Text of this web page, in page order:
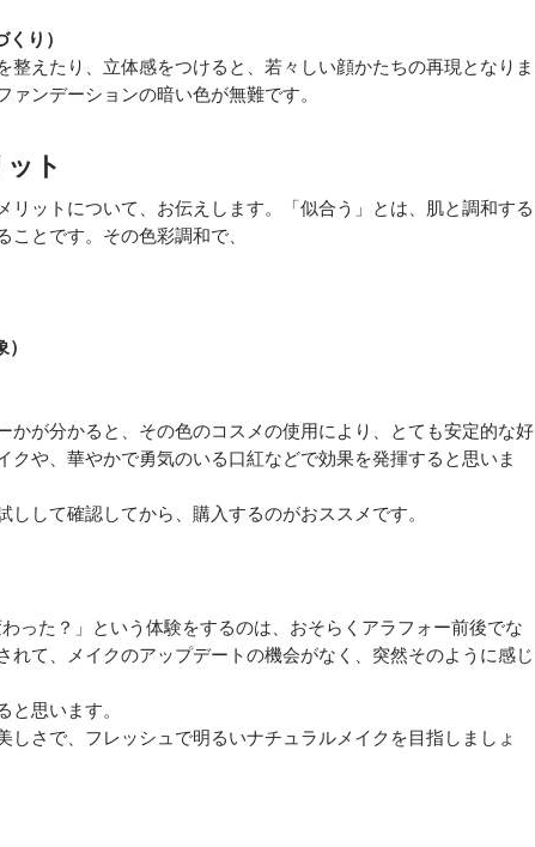
り）
えたり、立体感をつけると、若々しい顔かたちの再現となりま
ンデーションの暗い色が無難です。
ト
リットについて、お伝えします。「似合う」とは、肌と調和する
とです。その色彩調和で、
かが分かると、その色のコスメの使用により、とても安定的な好
や、華やかで勇気のいる口紅などで効果を発揮すると思いま
して確認してから、購入するのがおススメです。
った？」という体験をするのは、おそらくアラフォー前後でな
て、メイクのアップデートの機会がなく、突然そのように感じ
思います。
しさで、フレッシュで明るいナチュラルメイクを目指しましょ